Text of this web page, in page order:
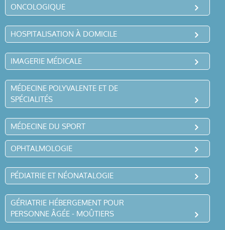
ONCOLOGIQUE
HOSPITALISATION À DOMICILE
IMAGERIE MÉDICALE
MÉDECINE POLYVALENTE ET DE
SPÉCIALITÉS
MÉDECINE DU SPORT
OPHTALMOLOGIE
PÉDIATRIE ET NÉONATALOGIE
GÉRIATRIE HÉBERGEMENT POUR
PERSONNE ÂGÉE - MOÛTIERS